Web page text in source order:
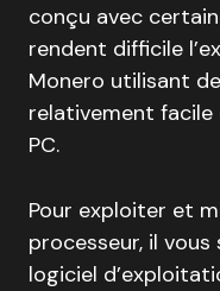
conçu avec
rendent difficile
Monero utilisant
relativement facile
PC.
Pour exploiter et
processeur, il
logiciel